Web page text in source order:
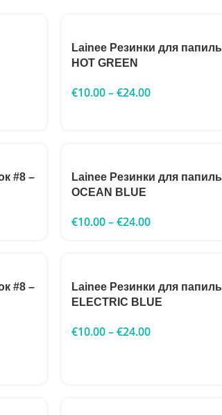
Lainee Резинки для
HOT GREEN
€10.00–€24.00
#8 –
Lainee Резинки для
OCEAN BLUE
€10.00–€24.00
#8 –
Lainee Резинки для
ELECTRIC BLUE
€10.00–€24.00